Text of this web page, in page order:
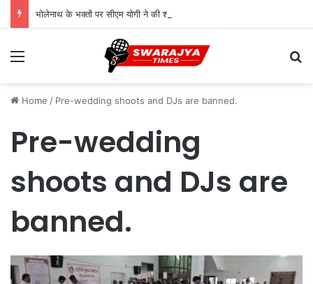
भोलेनाथ के भक्तों पर सीएम योगी ने की श्रद्धा की पुष्पवर्षा
Menu
Home / Pre-wedding shoots and DJs are banned.
Pre-wedding
shoots and DJs are
banned.